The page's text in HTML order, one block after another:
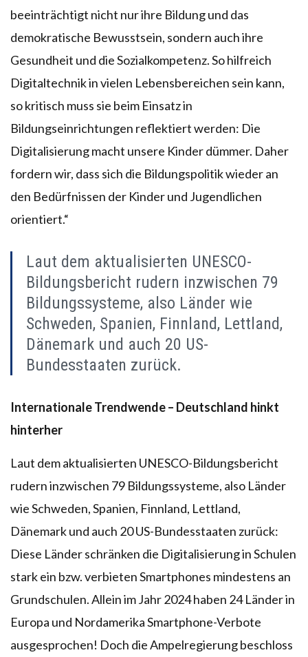
beeinträchtigt nicht nur ihre Bildung und das
demokratische Bewusstsein, sondern auch ihre
Gesundheit und die Sozialkompetenz. So hilfreich
Digitaltechnik in vielen Lebensbereichen sein kann,
so kritisch muss sie beim Einsatz in
Bildungseinrichtungen reflektiert werden: Die
Digitalisierung macht unsere Kinder dümmer. Daher
fordern wir, dass sich die Bildungspolitik wieder an
den Bedürfnissen der Kinder und Jugendlichen
orientiert.“
Laut dem aktualisierten UNESCO-
Bildungsbericht rudern inzwischen 79
Bildungssysteme, also Länder wie
Schweden, Spanien, Finnland, Lettland,
Dänemark und auch 20 US-
Bundesstaaten zurück.
Internationale Trendwende – Deutschland hinkt
hinterher
Laut dem aktualisierten UNESCO-Bildungsbericht
rudern inzwischen 79 Bildungssysteme, also Länder
wie Schweden, Spanien, Finnland, Lettland,
Dänemark und auch 20 US-Bundesstaaten zurück:
Diese Länder schränken die Digitalisierung in Schulen
stark ein bzw. verbieten Smartphones mindestens an
Grundschulen. Allein im Jahr 2024 haben 24 Länder in
Europa und Nordamerika Smartphone-Verbote
ausgesprochen! Doch die Ampelregierung beschloss